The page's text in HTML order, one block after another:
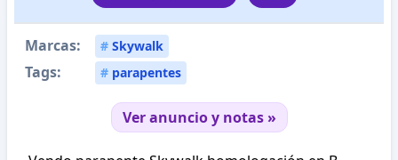
Marcas: # Skywalk
Tags: # parapentes
Ver anuncio y notas »